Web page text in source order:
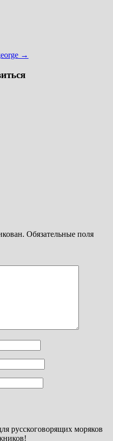
→
Обязательные поля
русскоговорящих моряков